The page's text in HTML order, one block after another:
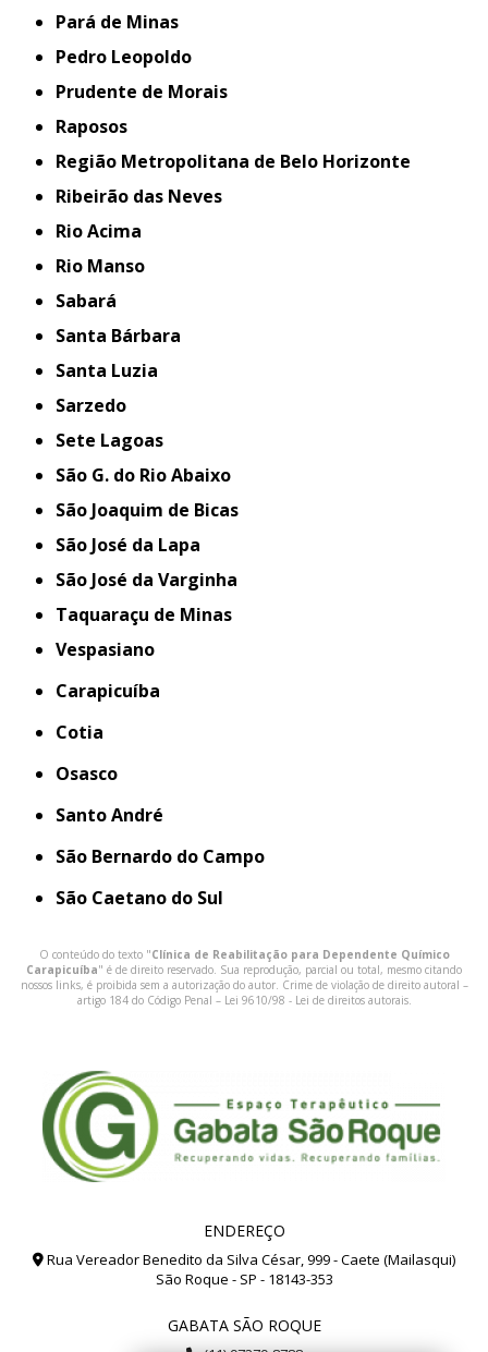
Pará de Minas
Pedro Leopoldo
Prudente de Morais
Raposos
Região Metropolitana de Belo Horizonte
Ribeirão das Neves
Rio Acima
Rio Manso
Sabará
Santa Bárbara
Santa Luzia
Sarzedo
Sete Lagoas
São G. do Rio Abaixo
São Joaquim de Bicas
São José da Lapa
São José da Varginha
Taquaraçu de Minas
Vespasiano
Carapicuíba
Cotia
Osasco
Santo André
São Bernardo do Campo
São Caetano do Sul
O conteúdo do texto "Clínica de Reabilitação para Dependente Químico
Carapicuíba" é de direito reservado. Sua reprodução, parcial ou total, mesmo citando
nossos links, é proibida sem a autorização do autor. Crime de violação de direito autoral –
artigo 184 do Código Penal – Lei 9610/98 - Lei de direitos autorais.
ENDEREÇO
Rua Vereador Benedito da Silva César, 999 - Caete (Mailasqui)
São Roque - SP - 18143-353
GABATA SÃO ROQUE